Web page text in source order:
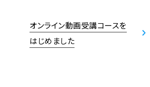
オンライン動画受講コースを
はじめました